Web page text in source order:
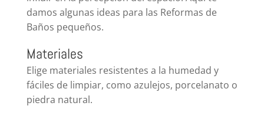
damos algunas ideas para las Reformas de
Baños pequeños.
Materiales
Elige materiales resistentes a la humedad y
fáciles de limpiar, como azulejos, porcelanato o
piedra natural.